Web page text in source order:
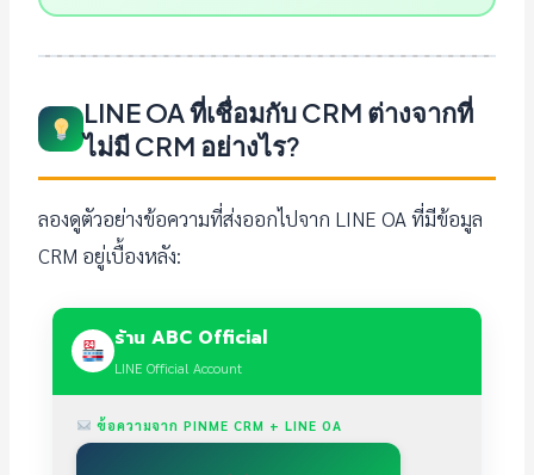
LINE OA ที่เชื่อมกับ CRM ต่างจากที่
ไม่มี CRM อย่างไร?
ลองดูตัวอย่างข้อความที่ส่งออกไปจาก LINE OA ที่มีข้อมูล
CRM อยู่เบื้องหลัง:
ร้าน ABC Official
LINE Official Account
ข้อความจาก PINME CRM + LINE OA